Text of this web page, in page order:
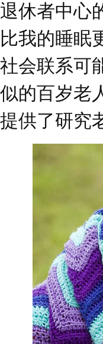
退休者中心
比我的睡眠
社会联系可
似的百岁老
提供了研究